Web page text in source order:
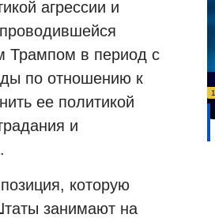
агрессии и
Трампом в период с
по отношению к
ее политикой
и
которую
занимают на